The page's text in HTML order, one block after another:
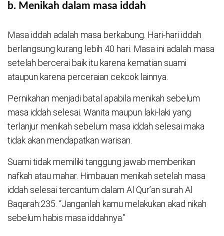
b. Menikah dalam masa iddah
Masa iddah adalah masa berkabung. Hari-hari iddah
berlangsung kurang lebih 40 hari. Masa ini adalah masa
setelah bercerai baik itu karena kematian suami
ataupun karena perceraian cekcok lainnya.
Pernikahan menjadi batal apabila menikah sebelum
masa iddah selesai. Wanita maupun laki-laki yang
terlanjur menikah sebelum masa iddah selesai maka
tidak akan mendapatkan warisan.
Suami tidak memiliki tanggung jawab memberikan
nafkah atau mahar. Himbauan menikah setelah masa
iddah selesai tercantum dalam Al Qur’an surah Al
Baqarah:235. “Janganlah kamu melakukan akad nikah
sebelum habis masa iddahnya.”